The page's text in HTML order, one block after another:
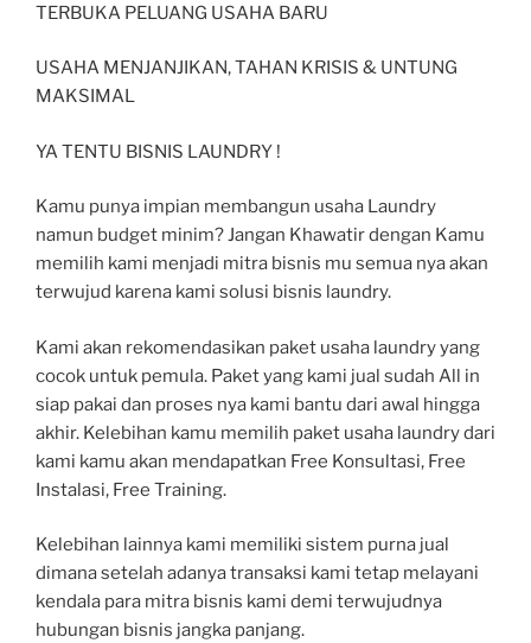
TERBUKA PELUANG USAHA BARU
USAHA MENJANJIKAN, TAHAN KRISIS & UNTUNG
MAKSIMAL
YA TENTU BISNIS LAUNDRY !
Kamu punya impian membangun usaha Laundry
namun budget minim? Jangan Khawatir dengan Kamu
memilih kami menjadi mitra bisnis mu semua nya akan
terwujud karena kami solusi bisnis laundry.
Kami akan rekomendasikan paket usaha laundry yang
cocok untuk pemula. Paket yang kami jual sudah All in
siap pakai dan proses nya kami bantu dari awal hingga
akhir. Kelebihan kamu memilih paket usaha laundry dari
kami kamu akan mendapatkan Free Konsultasi, Free
Instalasi, Free Training.
Kelebihan lainnya kami memiliki sistem purna jual
dimana setelah adanya transaksi kami tetap melayani
kendala para mitra bisnis kami demi terwujudnya
hubungan bisnis jangka panjang.